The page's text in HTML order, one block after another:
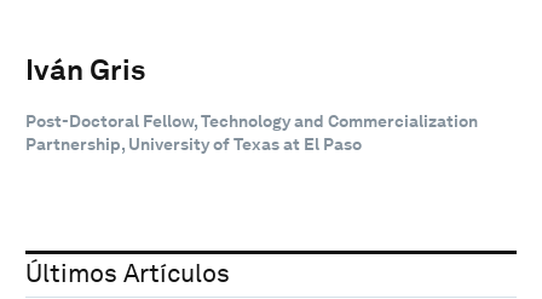
Iván Gris
Post-Doctoral Fellow, Technology and Commercialization
Partnership, University of Texas at El Paso
Últimos Artículos